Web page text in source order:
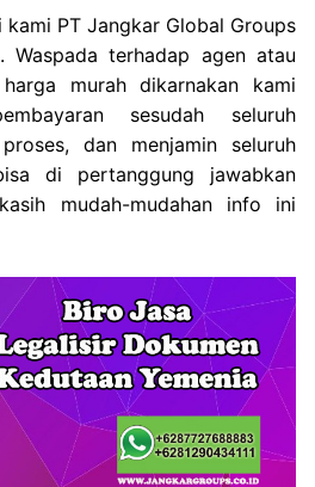
kami PT Jangkar Global Groups
terhadap agen atau
murah dikarnakan kami
sesudah seluruh
dan menjamin seluruh
di pertanggung jawabkan
mudah-mudahan info ini